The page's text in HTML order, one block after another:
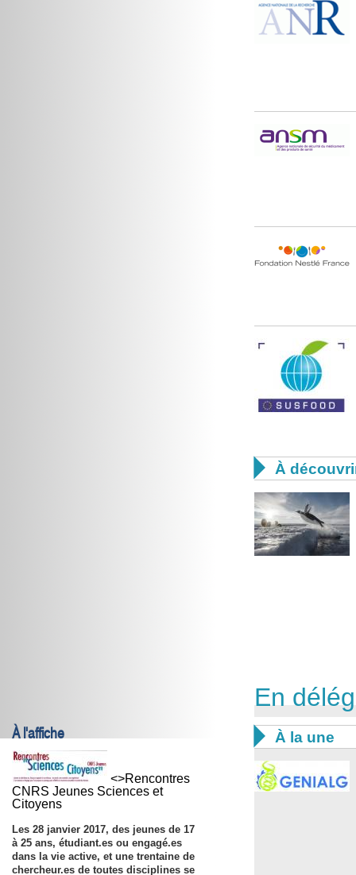
 À
À l'affiche
<>Rencontres
CNRS Jeunes Sciences et
Citoyens
Les 28 janvier 2017, des jeunes de 17
à 25 ans, étudiant.es ou engagé.es
dans la vie active, et une trentaine de
chercheur.es de toutes disciplines se
En
 À la une